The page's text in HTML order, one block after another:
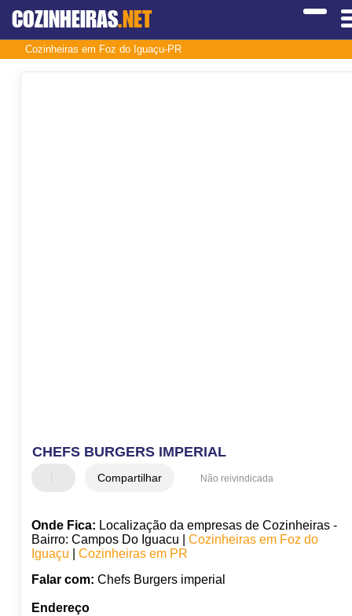
COZINHEIRAS.NET
Cozinheiras em Foz do Iguaçu-PR
CHEFS BURGERS IMPERIAL
Compartilhar Não reivindicada
Onde Fica: Localização da empresas de Cozinheiras -
Bairro: Campos Do Iguacu | Cozinheiras em Foz do
Iguaçu
Cozinheiras em PR
Falar com: Chefs Burgers imperial
Endereço